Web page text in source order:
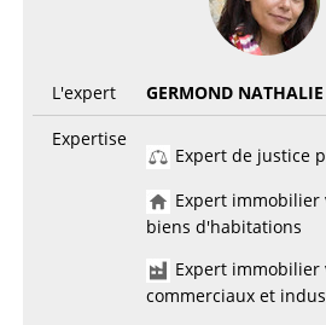
L'expert
GERMOND NATHALIE
Expertise
Expert de justice
Expert immobilier
biens d'habitations
Expert immobilier
commerciaux et